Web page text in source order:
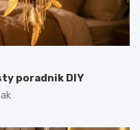
poradnik DIY